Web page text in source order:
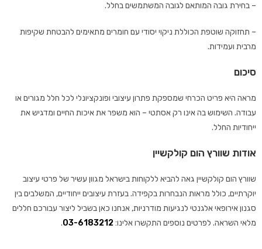
– בחירת גובה המותאם לגובה המשתמשים בחלל.
– תחזוקה שוטפת הכוללת ניקוי יסודי עם חומרים מתאימים להבטחת שקיפות
מרבית ועמידות.
סיכום
מראה היא פריט הכרחי שמספקת פתרון עיצובי ופונקציונלי לכל חלל מגורים או
עבודה. השימוש בה אינו רק אסתטי – הוא משפר את איכות החיים ומדגיש את
ייחודיות החלל.
אודות שוורץ הום קולקשיין
שוורץ הום קולקשיין גאה להביא ללקוחות בישראל מגוון עשיר של פרטי עיצוב
יוקרתיים, כולל מראות הנבחרות בקפידה. בעזרת עיצובים ייחודיים, המשלבים בין
סגנון אירופאי אלגנטי לנגיעות מודרניות, אנחנו כאן בשביל ליצור עבורכם חללים
מלאי השראה. לפרטים נוספים התקשרו אלינו:03-6183212
.